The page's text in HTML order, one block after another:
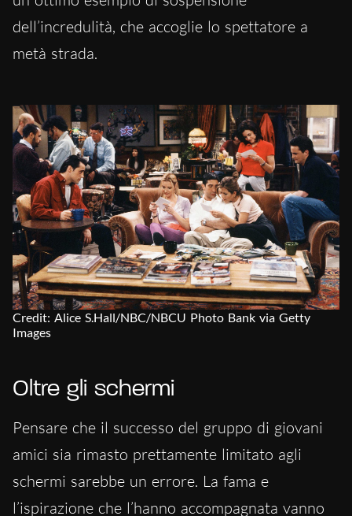
dell’incredulità, che accoglie lo spettatore a
metà strada.
Credit: Alice S.Hall/NBC/NBCU Photo Bank via Getty
Images
Oltre gli schermi
Pensare che il successo del gruppo di giovani
amici sia rimasto prettamente limitato agli
schermi sarebbe un errore. La fama e
l’ispirazione che l’hanno accompagnata vanno